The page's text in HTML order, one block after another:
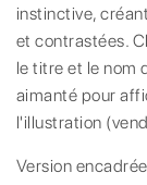
instinctive,
et contrastées.
le titre et le nom
aimanté pour
l'illustration
Version